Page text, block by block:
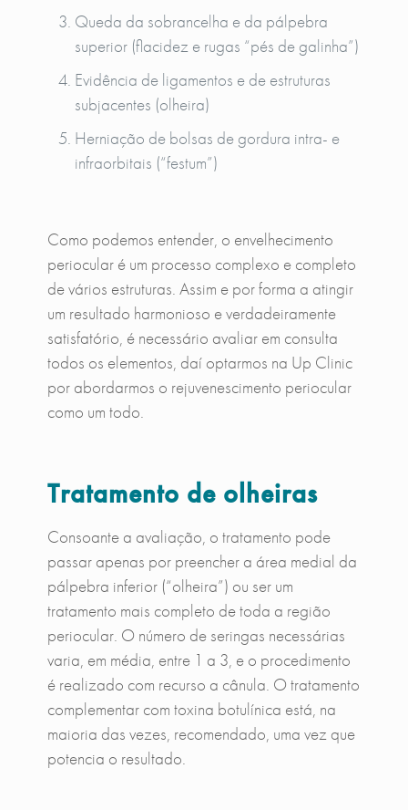
Queda da sobrancelha e da pálpebra
superior (flacidez e rugas “pés de galinha”)
Evidência de ligamentos e de estruturas
subjacentes (olheira)
Herniação de bolsas de gordura intra- e
infraorbitais (“festum”)
Como podemos entender, o envelhecimento
periocular é um processo complexo e completo
de vários estruturas. Assim e por forma a atingir
um resultado harmonioso e verdadeiramente
satisfatório, é necessário avaliar em consulta
todos os elementos, daí optarmos na Up Clinic
por abordarmos o rejuvenescimento periocular
como um todo.
Tratamento de olheiras
Consoante a avaliação, o tratamento pode
passar apenas por preencher a área medial da
pálpebra inferior (“olheira”) ou ser um
tratamento mais completo de toda a região
periocular. O número de seringas necessárias
varia, em média, entre 1 a 3, e o procedimento
é realizado com recurso a cânula. O tratamento
complementar com toxina botulínica está, na
maioria das vezes, recomendado, uma vez que
potencia o resultado.